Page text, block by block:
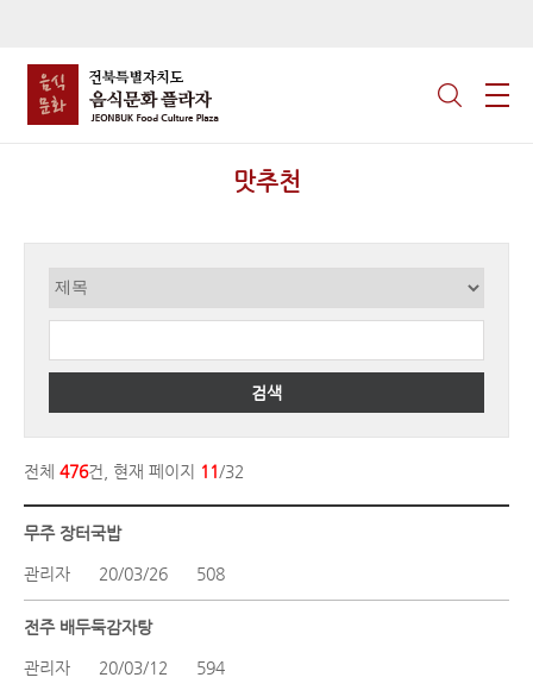
맛추천
검색
전체 476건, 현재 페이지 11/32
무주 장터국밥
관리자 20/03/26 508
전주 배두둑감자탕
관리자 20/03/12 594